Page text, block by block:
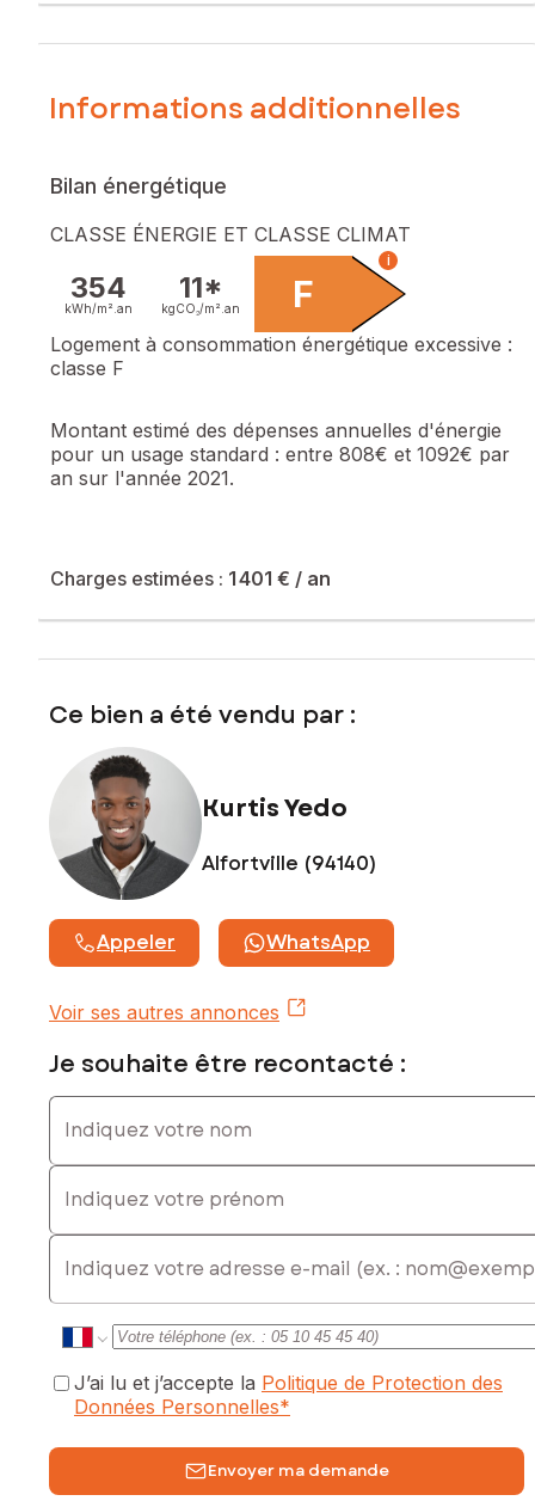
Informations additionnelles
Bilan énergétique
CLASSE ÉNERGIE ET CLASSE CLIMAT
354
kWh/m². an
11*
kgCO₂/m². an F
i
Logement à consommation énergétique excessive :
classe F
Montant estimé des dépenses annuelles d'énergie
pour un usage standard : entre 808€ et 1092€ par
an sur l'année 2021.
Charges estimées : 1 401 € / an
Ce bien a été vendu par :
Kurtis Yedo
Alfortville (94140)
Appeler WhatsApp
Voir ses autres annonces
Je souhaite être recontacté :
Indiquez votre nom
Indiquez votre prénom
E-mail
J’ai lu et j’accepte la Politique de Protection des
Données Personnelles*
Envoyer ma demande